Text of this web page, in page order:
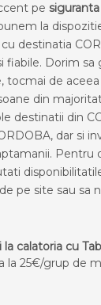
pe
la
destinatia
fiabile. Dorim sa
tocmai de
din
destinatii din
dar si
Pentru
pe site sau sa
calatoria cu
la 25€/grup de